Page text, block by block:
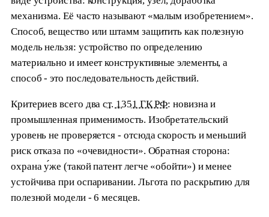
механизма. Её часто называют «малым изобретением».
Способ, вещество или штамм защитить как полезную
модель нельзя: устройство по определению
материально и имеет конструктивные элементы, а
способ - это последовательность действий.
Критериев всего дваст. 1351 ГК РФ: новизна и
промышленная применимость. Изобретательский
уровень не проверяется - отсюда скорость и меньший
риск отказа по «очевидности». Обратная сторона:
охрана у́же (такой патент легче «обойти») и менее
устойчива при оспаривании. Льгота по раскрытию для
полезной модели - 6 месяцев.